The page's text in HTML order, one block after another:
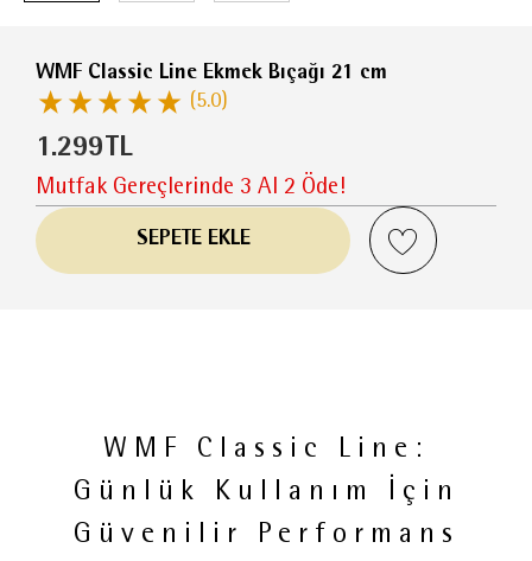
WMF Classic Line Ekmek Bıçağı 21 cm
(5.0)
1.299 TL
Mutfak Gereçlerinde 3 Al 2 Öde!
SEPETE EKLE
WMF Classic Line:
Günlük Kullanım İçin
Güvenilir Performans